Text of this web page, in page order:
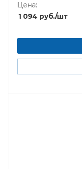
Цена:
1 094 руб./шт